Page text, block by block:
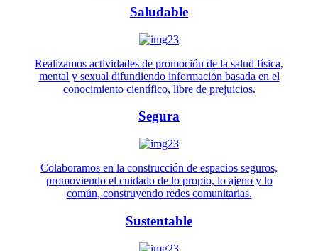
Saludable
Realizamos actividades de promoción de la salud física,
mental y sexual difundiendo información basada en el
conocimiento científico, libre de prejuicios.
Segura
Colaboramos en la construcción de espacios seguros,
promoviendo el cuidado de lo propio, lo ajeno y lo
común, construyendo redes comunitarias.
Sustentable